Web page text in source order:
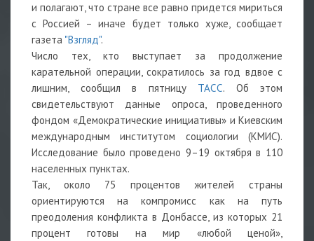
и полагают, что стране все равно придется мириться
с Россией – иначе будет только хуже, сообщает
газета "Взгляд".
Число тех, кто выступает за продолжение
карательной операции, сократилось за год вдвое с
лишним, сообщил в пятницу ТАСС. Об этом
свидетельствуют данные опроса, проведенного
фондом «Демократические инициативы» и Киевским
международным институтом социологии (КМИС).
Исследование было проведено 9–19 октября в 110
населенных пунктах.
Так, около 75 процентов жителей страны
ориентируются на компромисс как на путь
преодоления конфликта в Донбассе, из которых 21
процент готовы на мир «любой ценой»,